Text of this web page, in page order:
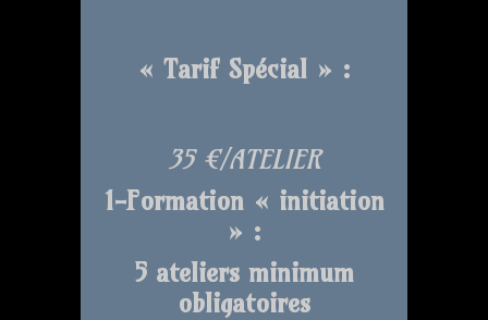
« Tarif Spécial » :
35 €/ATELIER
1-Formation « initiation
» :
5 ateliers minimum
obligatoires